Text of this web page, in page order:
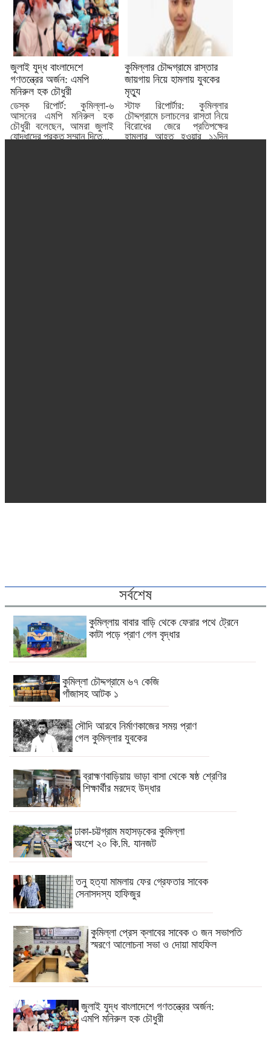
জুলাই যুদ্ধ বাংলাদেশে
গণতন্ত্রের অর্জন: এমপি
মনিরুল হক চৌধুরী
ডেস্ক রিপোর্ট: কুমিল্লা-৬
আসনের এমপি মনিরুল হক
চৌধুরী বলেছেন, আমরা জুলাই
যোদ্ধাদের প্রকৃত সম্মান দিতে...
কুমিল্লার চৌদ্দগ্রামে রাস্তার
জায়গায় নিয়ে হামলায় যুবকের
মৃত্যু
স্টাফ রিপোর্টার: কুমিল্লার
চৌদ্দগ্রামে চলাচলের রাস্তা নিয়ে
বিরোধের জেরে প্রতিপক্ষের
হামলার আহত হওয়ার ১১দিন
সর্বশেষ
কুমিল্লায় বাবার বাড়ি থেকে ফেরার পথে ট্রেনে
কাটা পড়ে প্রাণ গেল বৃদ্ধার
কুমিল্লা চৌদ্দগ্রামে ৬৭ কেজি
গাঁজাসহ আটক ১
সৌদি আরবে নির্মাণকাজের সময় প্রাণ
গেল কুমিল্লার যুবকের
ব্রাহ্মণবাড়িয়ায় ভাড়া বাসা থেকে ষষ্ঠ শ্রেণির
শিক্ষার্থীর মরদেহ উদ্ধার
ঢাকা-চট্টগ্রাম মহাসড়কের কুমিল্লা
অংশে ২০ কি.মি. যানজট
তনু হত্যা মামলায় ফের গ্রেফতার সাবেক
সেনাসদস্য হাফিজুর
কুমিল্লা প্রেস ক্লাবের সাবেক ৩ জন সভাপতি
স্মরণে আলোচনা সভা ও দোয়া মাহফিল
জুলাই যুদ্ধ বাংলাদেশে গণতন্ত্রের অর্জন:
এমপি মনিরুল হক চৌধুরী